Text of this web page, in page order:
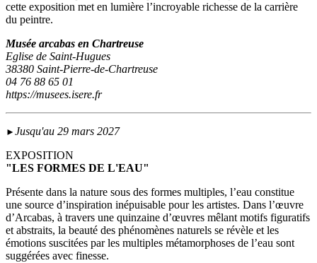
cette exposition met en lumière l’incroyable richesse de la carrière
du peintre.
Musée arcabas en Chartreuse
Eglise de Saint-Hugues
38380 Saint-Pierre-de-Chartreuse
04 76 88 65 01
https://musees.isere.fr
► Jusqu'au 29 mars 2027
EXPOSITION
"LES FORMES DE L'EAU"
Présente dans la nature sous des formes multiples, l’eau constitue
une source d’inspiration inépuisable pour les artistes. Dans l’œuvre
d’Arcabas, à travers une quinzaine d’œuvres mêlant motifs figuratifs
et abstraits, la beauté des phénomènes naturels se révèle et les
émotions suscitées par les multiples métamorphoses de l’eau sont
suggérées avec finesse.